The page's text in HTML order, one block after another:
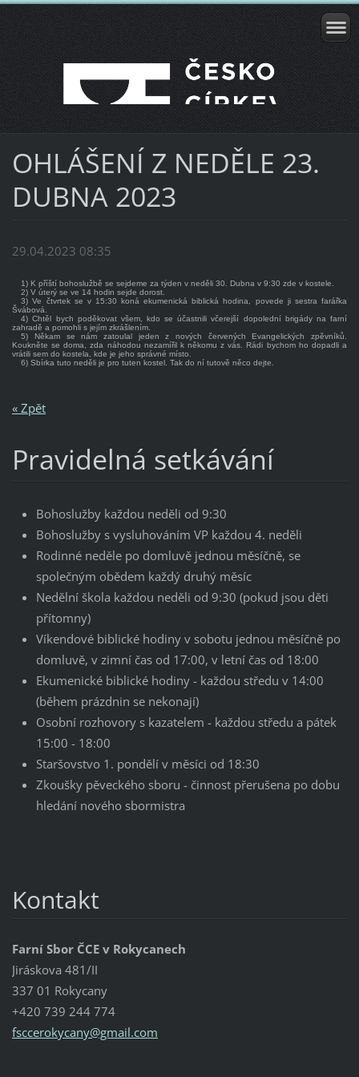
OHLÁŠENÍ Z NEDĚLE 23.
DUBNA 2023
29.04.2023 08:35
1) K příští bohoslužbě se sejdeme za týden v neděli 30. Dubna v 9:30 zde v kostele.
2) V úterý se ve 14 hodin sejde dorost.
3) Ve čtvrtek se v 15:30 koná ekumenická biblická hodina, povede ji sestra farářka
Švábová.
4) Chtěl bych poděkovat všem, kdo se účastnili včerejší dopolední brigády na farní
zahradě a pomohli s jejím zkrášlením.
5) Někam se nám zatoulal jeden z nových červených Evangelických zpěvníků.
Koukněte se doma, zda náhodou nezamířil k někomu z vás. Rádi bychom ho dopadli a
vrátili sem do kostela, kde je jeho správné místo.
6) Sbírka tuto neděli je pro tuten kostel. Tak do ní tutově něco dejte.
« Zpět
Pravidelná setkávání
Bohoslužby každou neděli od 9:30
Bohoslužby s vysluhováním VP každou 4. neděli
Rodinné neděle po domluvě jednou měsíčně, se
společným obědem každý druhý měsíc
Nedělní škola každou neděli od 9:30 (pokud jsou děti
přítomny)
Víkendové biblické hodiny v sobotu jednou měsíčně po
domluvě, v zimní čas od 17:00, v letní čas od 18:00
Ekumenické biblické hodiny - každou středu v 14:00
(během prázdnin se nekonají)
Osobní rozhovory s kazatelem - každou středu a pátek
15:00 - 18:00
Staršovstvo 1. pondělí v měsíci od 18:30
Zkoušky pěveckého sboru - činnost přerušena po dobu
hledání nového sbormistra
Kontakt
Farní Sbor ČCE v Rokycanech
Jiráskova 481/II
337 01 Rokycany
+420 739 244 774
fsccerokycany@gmail.com